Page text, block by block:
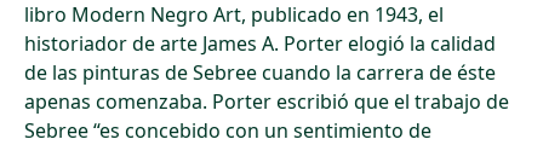
libro Modern Negro Art, publicado en 1943, el
historiador de arte James A. Porter elogió la calidad
de las pinturas de Sebree cuando la carrera de éste
apenas comenzaba. Porter escribió que el trabajo de
Sebree “es concebido con un sentimiento de